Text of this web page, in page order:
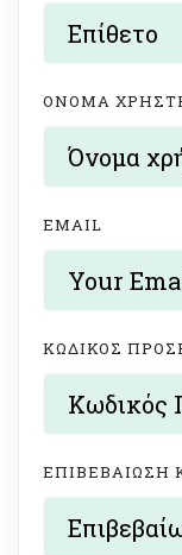
ΌΝΟΜΑ
EMAIL
ΚΩΔΙΚΌΣ
ΕΠΙΒΕΒΑΊΩΣΗ